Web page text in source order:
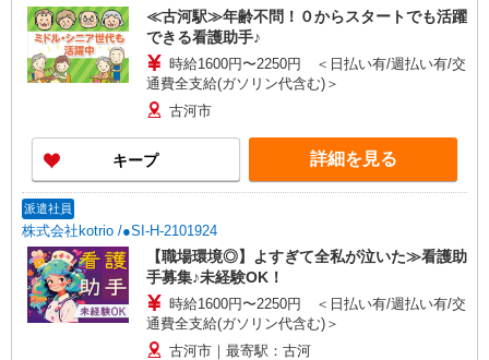
≪古河駅≫年齢不問！０からスタートでも活躍
できる看護助手♪
時給1600円〜2250円 ＜日払い有/週払い有/交
通費全支給(ガソリン代含む)＞
古河市
キープ 詳細を見る
派遣社員
株式会社kotrio /●SI-H-2101924
【職場環境◎】よすぎて全私が泣いた≫看護助
手募集♪未経験OK！
時給1600円〜2250円 ＜日払い有/週払い有/交
通費全支給(ガソリン代含む)＞
古河市｜最寄駅：古河